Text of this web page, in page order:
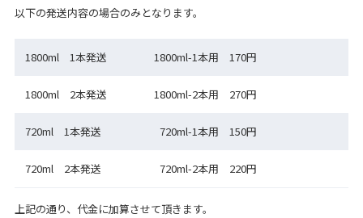
以下の発送内容の場合のみとなります。
1800ml 1本発送 1800ml-1本用 170円
1800ml 2本発送 1800ml-2本用 270円
720ml 1本発送 720ml-1本用 150円
720ml 2本発送 720ml-2本用 220円
上記の通り、代金に加算させて頂きます。